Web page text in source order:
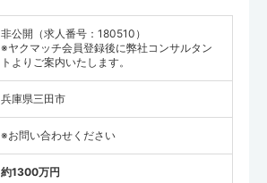
非公開（求人番号：180510）
※ヤクマッチ会員登録後に弊社コンサルタン
トよりご案内いたします。
兵庫県三田市
※お問い合わせください
約1300万円